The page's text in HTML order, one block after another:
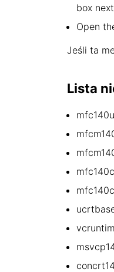
box
Open
Jeśli ta
Lista